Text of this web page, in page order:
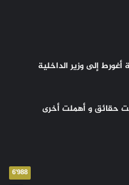
إلى وزير الداخلية
حقائق و أهملت أخرى
6٬988